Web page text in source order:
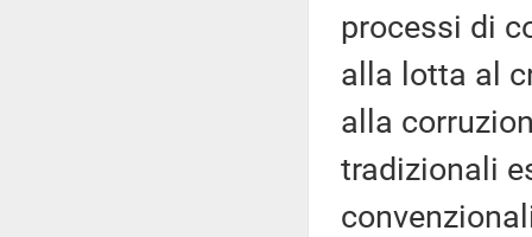
processi di
alla lotta al
alla
tradizionali